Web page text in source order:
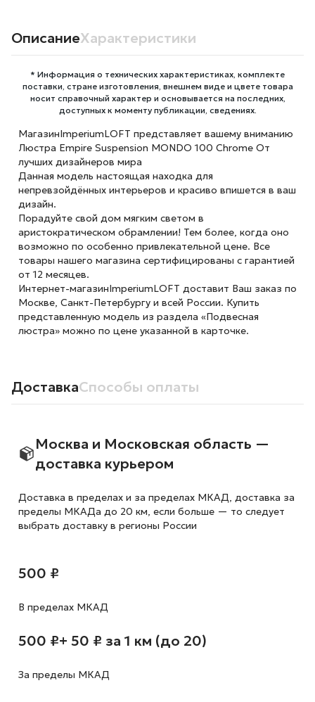
ОписаниеХарактеристики
* Информация о технических характеристиках, комплекте
поставки, стране изготовления, внешнем виде и цвете товара
носит справочный характер и основывается на последних,
доступных к моменту публикации, сведениях.
МагазинImperiumLOFT представляет вашему вниманию
Люстра Empire Suspension MONDO 100 Chrome От
лучших дизайнеров мира
Данная модель настоящая находка для
непревзойдённых интерьеров и красиво впишется в ваш
дизайн.
Порадуйте свой дом мягким светом в
аристократическом обрамлении! Тем более, когда оно
возможно по особенно привлекательной цене. Все
товары нашего магазина сертифицированы с гарантией
от 12 месяцев.
Интернет-магазинImperiumLOFT доставит Ваш заказ по
Москве, Санкт-Петербургу и всей России. Купить
представленную модель из раздела «Подвесная
люстра» можно по цене указанной в карточке.
ДоставкаСпособы оплаты
Москва и Московская область —
доставка курьером
Доставка в пределах и за пределах МКАД, доставка за
пределы МКАДа до 20 км, если больше — то следует
выбрать доставку в регионы России
500 ₽
В пределах МКАД
500 ₽+ 50 ₽ за 1 км (до 20)
За пределы МКАД